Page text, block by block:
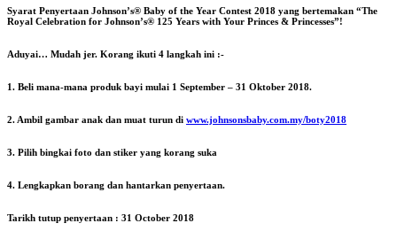
Syarat Penyertaan Johnson’s® Baby of the Year Contest 2018 yang bertemakan “The
Royal Celebration for Johnson’s® 125 Years with Your Princes & Princesses”!
Aduyai… Mudah jer. Korang ikuti 4 langkah ini :-
1. Beli mana-mana produk bayi mulai 1 September – 31 Oktober 2018.
2. Ambil gambar anak dan muat turun di www.johnsonsbaby.com.my/boty2018
3. Pilih bingkai foto dan stiker yang korang suka
4. Lengkapkan borang dan hantarkan penyertaan.
Tarikh tutup penyertaan : 31 October 2018